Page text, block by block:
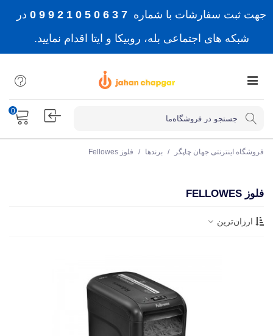
جهت ثبت سفارشات با شماره 7 3 6 0 5 0 1 2 9 9 0
در
شبکه های اجتماعی بله، روبیکا و ایتا اقدام نمایید.
0
فروشگاه اینترنتی جهان چاپگر / برندها / فلوز Fellowes
فلوز FELLOWES
ارزان‌ترین